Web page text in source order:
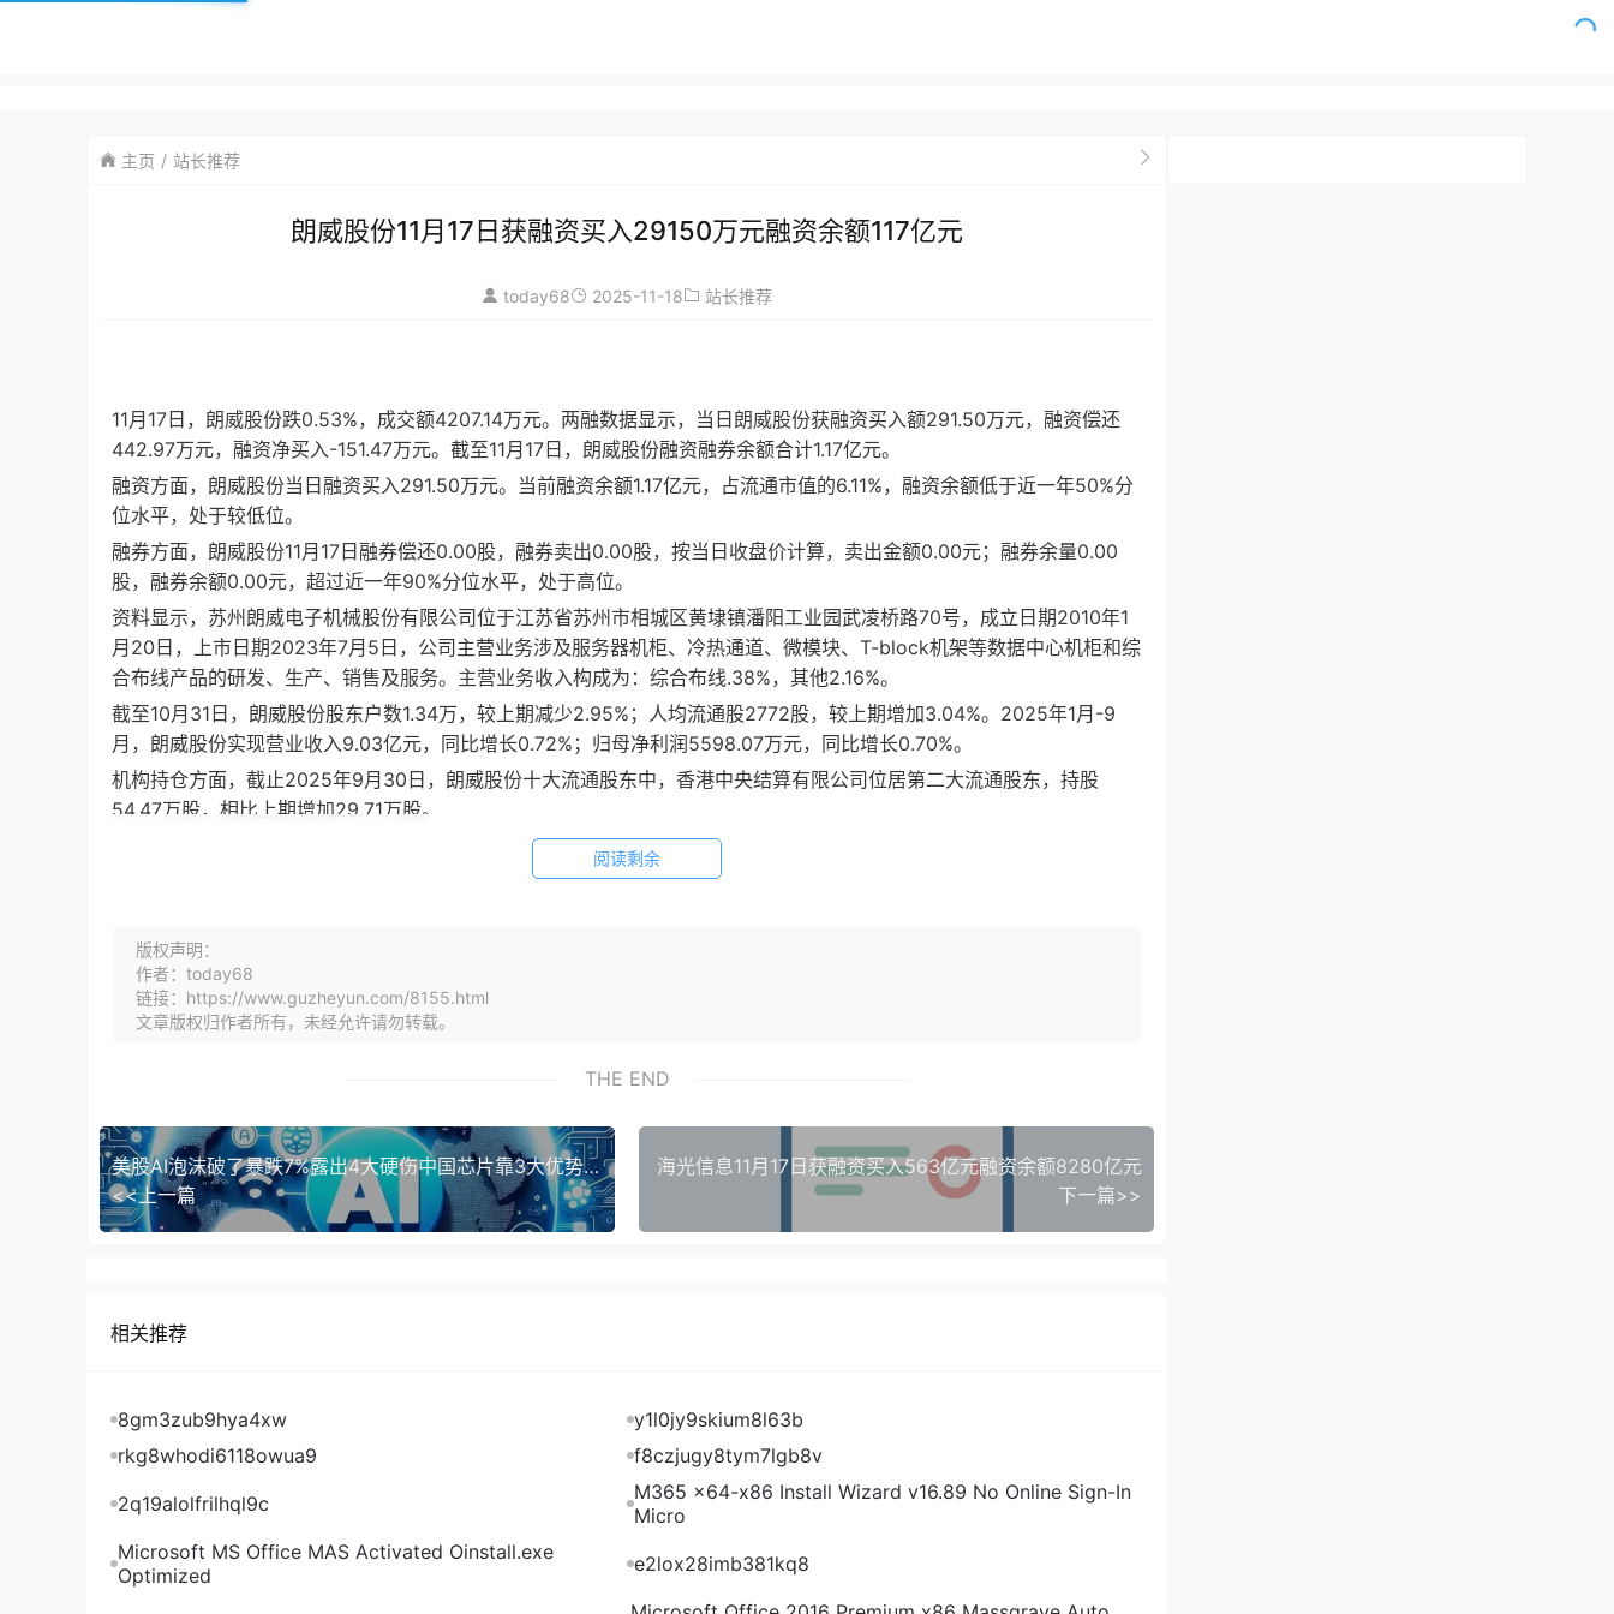
主页 站长推荐
朗威股份11月17日获融资买入29150万元融资余额117亿元
today68 2025-11-18 站长推荐
11月17日，朗威股份跌0.53%，成交额4207.14万元。两融数据显示，当日朗威股份获融资买入额291.50万元，融资偿还
442.97万元，融资净买入-151.47万元。截至11月17日，朗威股份融资融券余额合计1.17亿元。
融资方面，朗威股份当日融资买入291.50万元。当前融资余额1.17亿元，占流通市值的6.11%，融资余额低于近一年50%分
位水平，处于较低位。
融券方面，朗威股份11月17日融券偿还0.00股，融券卖出0.00股，按当日收盘价计算，卖出金额0.00元；融券余量0.00
股，融券余额0.00元，超过近一年90%分位水平，处于高位。
资料显示，苏州朗威电子机械股份有限公司位于江苏省苏州市相城区黄埭镇潘阳工业园武凌桥路70号，成立日期2010年1
月20日，上市日期2023年7月5日，公司主营业务涉及服务器机柜、冷热通道、微模块、T-block机架等数据中心机柜和综
合布线产品的研发、生产、销售及服务。主营业务收入构成为：综合布线.38%，其他2.16%。
截至10月31日，朗威股份股东户数1.34万，较上期减少2.95%；人均流通股2772股，较上期增加3.04%。2025年1月-9
月，朗威股份实现营业收入9.03亿元，同比增长0.72%；归母净利润5598.07万元，同比增长0.70%。
机构持仓方面，截止2025年9月30日，朗威股份十大流通股东中，香港中央结算有限公司位居第二大流通股东，持股
54.47万股，相比上期增加29.71万股。
阅读剩余
版权声明：
作者：today68
链接：https://www.guzheyun.com/8155.html
文章版权归作者所有，未经允许请勿转载。
THE END
美股AI泡沫破了暴跌7%露出4大硬伤中国芯片靠3大优势弯道超车
<<上一篇
海光信息11月17日获融资买入563亿元融资余额8280亿元
下一篇>>
相关推荐
8gm3zub9hya4xw
y1l0jy9skium8l63b
rkg8whodi6118owua9
f8czjugy8tym7lgb8v
2q19alolfrilhql9c
M365 x64-x86 Install Wizard v16.89 No Online Sign-In
Micro
Microsoft MS Office MAS Activated Oinstall.exe
Optimized
e2lox28imb381kq8